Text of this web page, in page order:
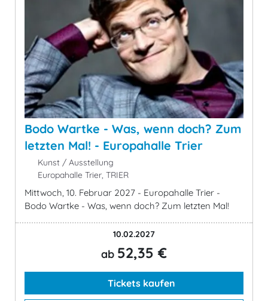
Bodo Wartke - Was, wenn doch? Zum
letzten Mal! - Europahalle Trier
Kunst / Ausstellung
Europahalle Trier, TRIER
Mittwoch, 10. Februar 2027 - Europahalle Trier -
Bodo Wartke - Was, wenn doch? Zum letzten Mal!
10.02.2027
ab 52,35 €
Tickets kaufen